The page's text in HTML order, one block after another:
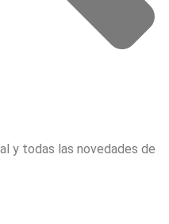
y todas las novedades de